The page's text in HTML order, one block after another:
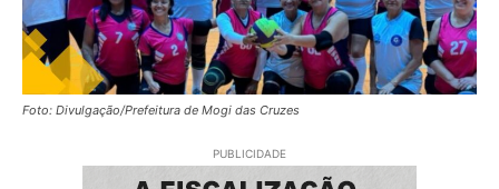
Foto: Divulgação/Prefeitura de Mogi das Cruzes
PUBLICIDADE